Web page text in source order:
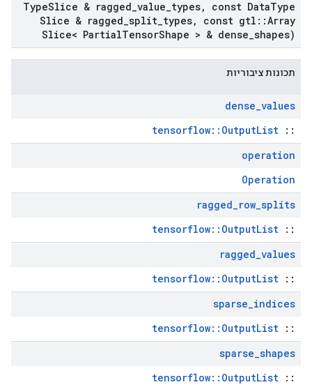
TypeSlice & ragged value types, const DataType
Slice & ragged split types, const gtl ::Array
Slice< PartialTensorShape > & dense shapes)
תכונות ציבוריות
dense_values
::
tensorflow::OutputList
operation
Operation
ragged_row_splits
::
tensorflow::OutputList
ragged_values
::
tensorflow::OutputList
sparse_indices
::
tensorflow::OutputList
sparse_shapes
::
tensorflow::OutputList